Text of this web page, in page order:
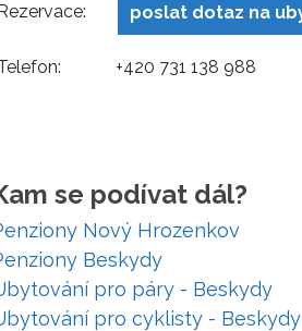
poslat dotaz na
+420 731 138 988
se podívat dál?
Nový Hrozenkov
Beskydy
pro páry - Beskydy
pro cyklisty - Beskydy